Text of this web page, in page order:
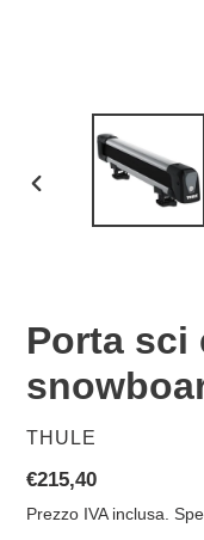
PRECEDENTE
Porta sci
VENDITORE
THULE
Prezzo
di
€215,40
Prezzo IVA inclusa.